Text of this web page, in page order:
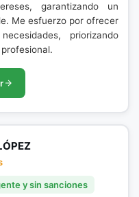
garantizando un
Me esfuerzo por ofrecer
priorizando
y sin sanciones